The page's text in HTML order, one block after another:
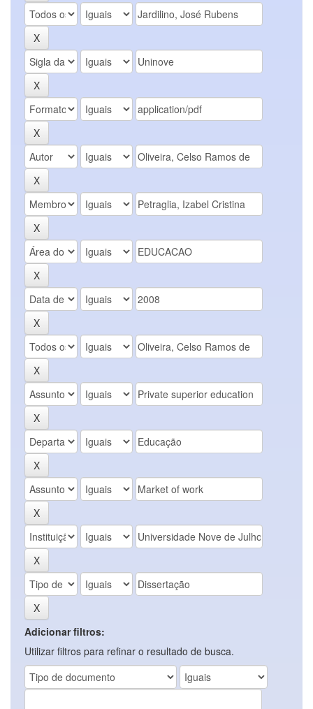
Adicionar filtros:
Utilizar filtros para refinar o resultado de busca.